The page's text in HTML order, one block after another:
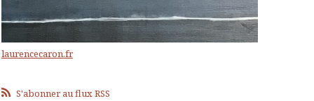
laurencecaron.fr
S'abonner au flux RSS